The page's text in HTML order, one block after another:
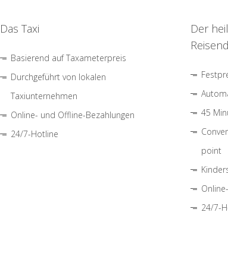
Das Taxi
Basierend auf Taxameterpreis
Durchgeführt von lokalen
Taxiunternehmen
Online- und Offline-Bezahlungen
24/7-Hotline
Der
45
point
24/7-